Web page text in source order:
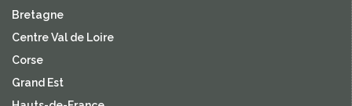
Bretagne
Centre Val de Loire
Corse
Grand Est